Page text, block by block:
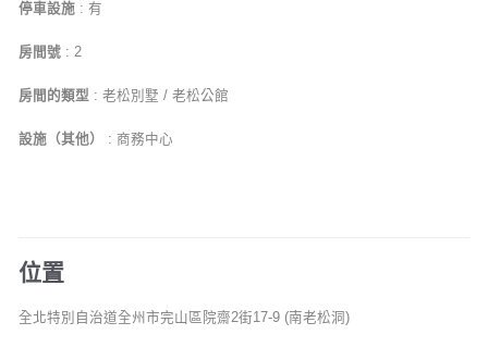
停車設施 : 有
房間號 : 2
房間的類型 : 老松別墅 / 老松公館
設施（其他） : 商務中心
位置
全北特別自治道全州市完山區院齋2街17-9 (南老松洞)